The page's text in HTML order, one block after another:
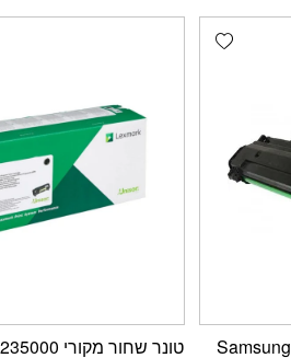
Add wishlist
טונר לייזר שחור תואם Samsung
טונר שחור מקורי Lexmark B235000